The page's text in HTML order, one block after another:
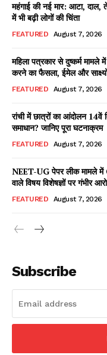
Facebook
X
Read
महंगाई की नई मार: आटा, दाल,
में भी बढ़ी लोगों की चिंता
FEATURED August 7, 2026
महिला पत्रकार से दुष्कर्म मामले
करने का फैसला, ईमेल और
FEATURED August 7, 2026
रांची में छात्रों का आंदोलन 14वें
समाधान? जानिए पूरा घटनाक्रम
FEATURED August 7, 2026
NEET-UG पेपर लीक मामले
वाले विषय विशेषज्ञों पर गंभीर
FEATURED August 7, 2026
Subscribe